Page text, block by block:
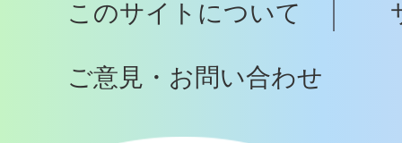
へ
このサイトについて
ご意見・お問い合わせ